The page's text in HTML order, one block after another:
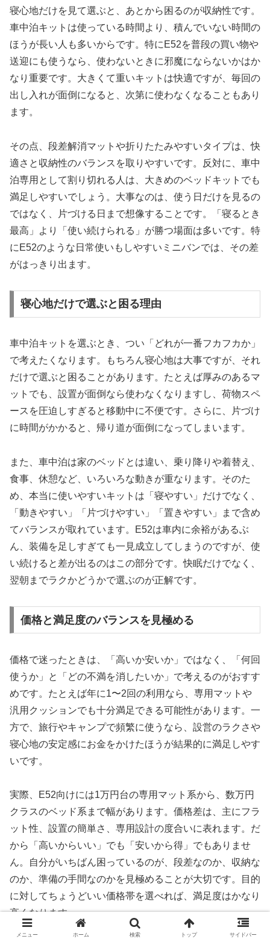
寝心地だけを見て選ぶと、あとから困るのが収納性です。
車中泊キットは使っている時間より、積んでいない時間の
ほうが長い人も多いからです。特にE52を普段の買い物や
送迎にも使うなら、使わないときに邪魔にならないかはか
なり重要です。大きくて重いキットは快適ですが、毎回の
出し入れが面倒になると、次第に使わなくなることもあり
ます。
その点、段差解消マットや折りたたみやすいタイプは、快
適さと収納性のバランスを取りやすいです。反対に、車中
泊専用として割り切れる人は、大きめのベッドキットでも
満足しやすいでしょう。大事なのは、使う日だけを見るの
ではなく、片づける日まで想像することです。「寝るとき
最高」より「使い続けられる」が勝つ場面は多いです。特
にE52のような日常使いもしやすいミニバンでは、その差
がはっきり出ます。
寝心地だけで選ぶと困る理由
車中泊キットを選ぶとき、つい「どれが一番フカフカか」
で考えたくなります。もちろん寝心地は大事ですが、それ
だけで選ぶと困ることがあります。たとえば厚みのあるマ
ットでも、設置が面倒なら使わなくなりますし、荷物スペ
ースを圧迫しすぎると移動中に不便です。さらに、片づけ
に時間がかかると、帰り道が面倒になってしまいます。
また、車中泊は家のベッドとは違い、乗り降りや着替え、
食事、休憩など、いろいろな動きが重なります。そのた
め、本当に使いやすいキットは「寝やすい」だけでなく、
「動きやすい」「片づけやすい」「置きやすい」まで含め
てバランスが取れています。E52は車内に余裕があるぶ
ん、装備を足しすぎても一見成立してしまうのですが、使
い続けると差が出るのはこの部分です。快眠だけでなく、
翌朝までラクかどうかで選ぶのが正解です。
価格と満足度のバランスを見極める
価格で迷ったときは、「高いか安いか」ではなく、「何回
使うか」と「どの不満を消したいか」で考えるのがおすす
めです。たとえば年に1〜2回の利用なら、専用マットや
汎用クッションでも十分満足できる可能性があります。一
方で、旅行やキャンプで頻繁に使うなら、設営のラクさや
寝心地の安定感にお金をかけたほうが結果的に満足しやす
いです。
実際、E52向けには1万円台の専用マット系から、数万円
クラスのベッド系まで幅があります。価格差は、主にフラ
ット性、設置の簡単さ、専用設計の度合いに表れます。だ
から「高いからいい」でも「安いから得」でもありませ
ん。自分がいちばん困っているのが、段差なのか、収納な
のか、準備の手間なのかを見極めることが大切です。目的
に対してちょうどいい価格帯を選べれば、満足度はかなり
高くなります。
メニュー ホーム 検索 トップ サイドバー